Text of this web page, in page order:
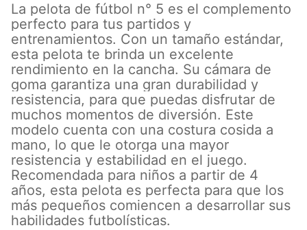
La pelota de fútbol n° 5 es el complemento
perfecto para tus partidos y
entrenamientos. Con un tamaño estándar,
esta pelota te brinda un excelente
rendimiento en la cancha. Su cámara de
goma garantiza una gran durabilidad y
resistencia, para que puedas disfrutar de
muchos momentos de diversión. Este
modelo cuenta con una costura cosida a
mano, lo que le otorga una mayor
resistencia y estabilidad en el juego.
Recomendada para niños a partir de 4
años, esta pelota es perfecta para que los
más pequeños comiencen a desarrollar sus
habilidades futbolísticas.